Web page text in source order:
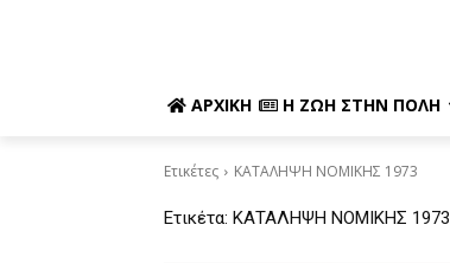
ΑΡΧΙΚΉ Η ΖΩΉ ΣΤΗΝ ΠΌΛΗ
Ετικέτες ΚΑΤΑΛΗΨΗ ΝΟΜΙΚΗΣ 1973
Ετικέτα: ΚΑΤΑΛΗΨΗ ΝΟΜΙΚΗΣ 1973